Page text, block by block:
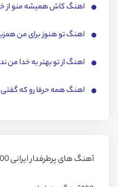
اهنگ کاش همیشه منو از
اهنگ تو هنوز برای من
اهنگ از تو بهتر به خدا من
اهنگ همه حرفا رو که
آهنگ های پرطرفدار ایرانی 1400